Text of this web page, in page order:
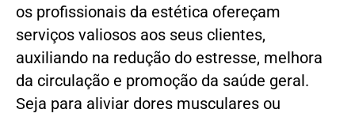
os profissionais da estética ofereçam
serviços valiosos aos seus clientes,
auxiliando na redução do estresse, melhora
da circulação e promoção da saúde geral.
Seja para aliviar dores musculares ou